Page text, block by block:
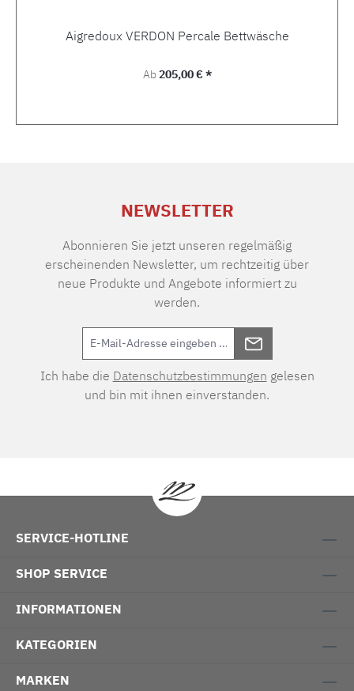
Aigredoux VERDON Percale Bettwäsche
Regulärer Preis:
Ab205,00 € *
NEWSLETTER
Abonnieren Sie jetzt unseren regelmäßig
erscheinenden Newsletter, um rechtzeitig über
neue Produkte und Angebote informiert zu
werden.
Ich habe die Datenschutzbestimmungen gelesen
und bin mit ihnen einverstanden.
SERVICE-HOTLINE
SHOP SERVICE
INFORMATIONEN
KATEGORIEN
MARKEN